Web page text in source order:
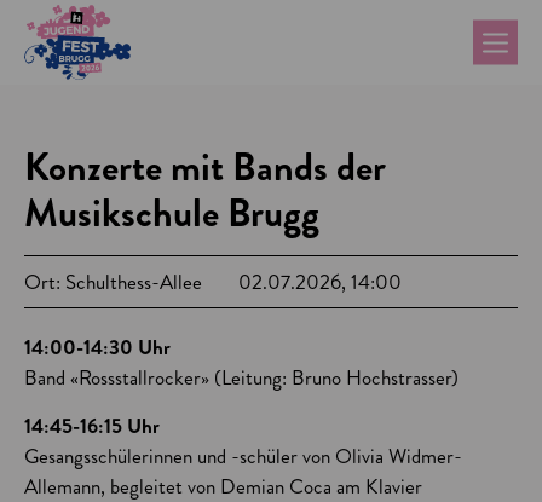
Konzerte mit Bands der
Musikschule Brugg
02.07.2026, 14:00
Ort: Schulthess-Allee
14:00-14:30 Uhr
Band «Rossstallrocker» (Leitung: Bruno Hochstrasser)
14:45-16:15 Uhr
Gesangsschülerinnen und -schüler von Olivia Widmer-
Allemann, begleitet von Demian Coca am Klavier